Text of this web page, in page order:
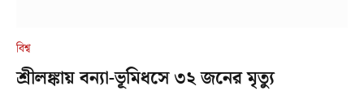
বিশ্ব
শ্রীলঙ্কায় বন্যা-ভূমিধসে ৩২ জনের মৃত্যু